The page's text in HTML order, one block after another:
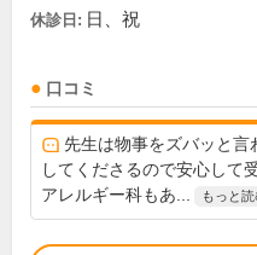
休診日: 日、祝
口コミ
先生は物事をズバッと
してくださるので安心して
アレルギー科もあ...
もっと